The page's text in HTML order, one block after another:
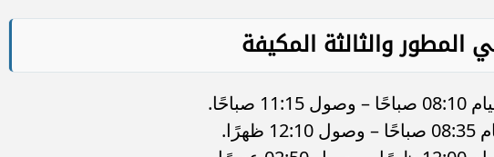
المطور والثالثة المكيفة